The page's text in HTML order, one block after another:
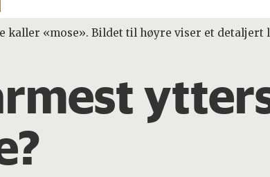
«mose». Bildet til høyre viser et detaljert